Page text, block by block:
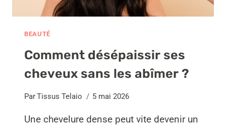
BEAUTÉ
Comment désépaissir ses
cheveux sans les abîmer ?
ParTissus Telaio 5 mai 2026
Une chevelure dense peut vite devenir un